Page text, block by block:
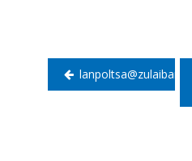
lanpoltsa@zulaibar.org